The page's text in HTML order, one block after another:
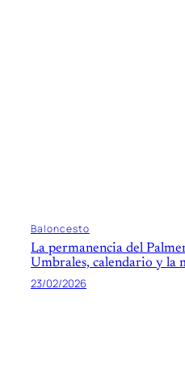
Baloncesto
La permanencia del
Umbrales, calendario y la
23/02/2026